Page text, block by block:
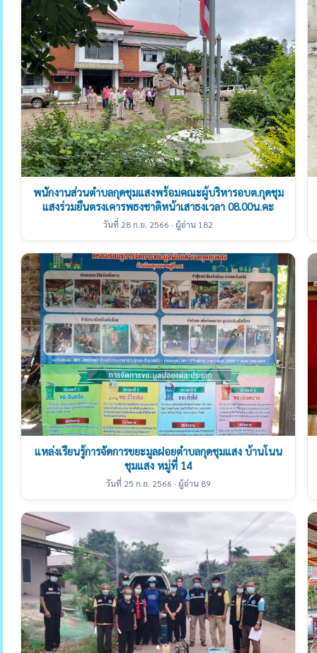
พนักงานส่วนตำบลกุดชุมแสงพร้อมคณะผู้บริหารอบต.กุดชุม
แสงร่วมยืนตรงเคารพธงชาติหน้าเสาธงเวลา 08.00น.คะ
วันที่ 28 ก.ย. 2566 · ผู้อ่าน 182
แหล่งเรียนรู้การจัดการขยะมูลฝอยตำบลกุดชุมแสง บ้านโนน
ชุมแสง หมู่ที่ 14
วันที่ 25 ก.ย. 2566 · ผู้อ่าน 89